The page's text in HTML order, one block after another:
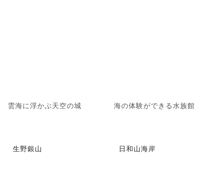
雲海に浮かぶ天空の城 海の体験ができる水族館
生野銀山 日和山海岸